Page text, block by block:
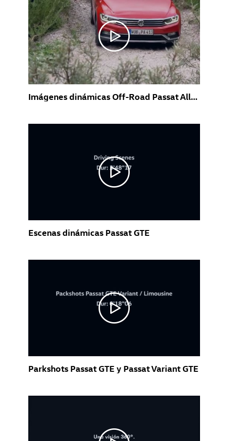
Imágenes dinámicas Off-Road Passat Alltrack
Escenas dinámicas Passat GTE
Parkshots Passat GTE y Passat Variant GTE